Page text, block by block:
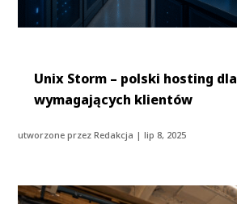
Unix Storm – polski hosting dla
wymagających klientów
utworzone przezRedakcja |lip 8, 2025